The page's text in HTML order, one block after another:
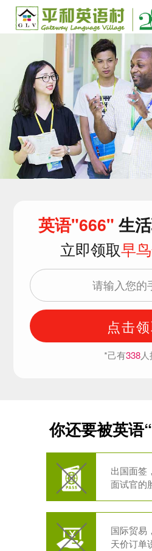
英语"666"生
立即领取早
点击
*己有338
你还要被英语
出国面签
面试官的
国际贸易
天价订单